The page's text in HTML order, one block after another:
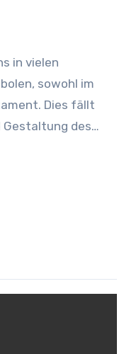
in vielen
sowohl im
Dies fällt
Gestaltung des
der Stiftshütte
mit den